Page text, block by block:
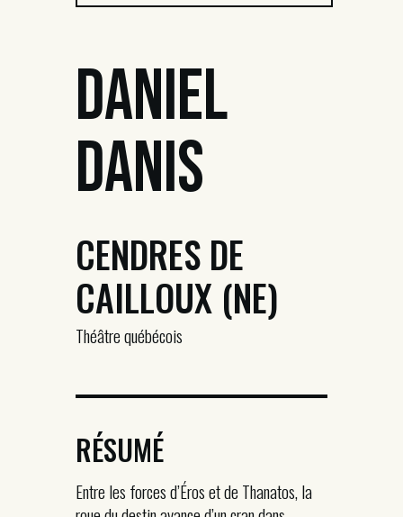
Daniel
Danis
CENDRES DE
CAILLOUX (NE)
Théâtre québécois
RÉSUMÉ
Entre les forces d’Éros et de Thanatos, la